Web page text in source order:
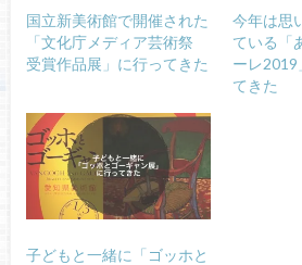
国立新美術館で開催された
「文化庁メディア芸術祭
受賞作品展」に行ってきた
今年は思
ている「
ーレ2019
てきた
子どもと一緒に「ゴッホと